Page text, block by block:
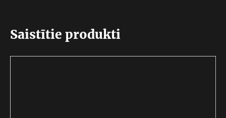
Saistītie produkti